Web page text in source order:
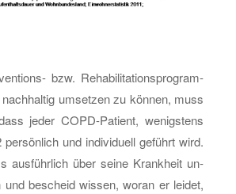
bzw. Re­ha­bi­li­ta­ti­ons­pro­gram­
um­set­zen zu kön­nen, muss
jeder COPD-Pa­ti­ent, we­nigs­tens
und in­di­vi­du­ell ge­führt wird.
aus­führ­lich über seine Krank­heit un­
und be­scheid wis­sen, woran er lei­det,